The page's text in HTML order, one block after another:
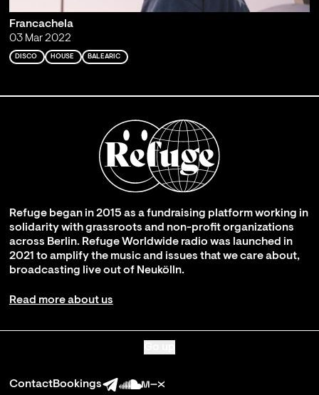
Francachela
03 Mar 2022
DISCO HOUSE BALEARIC
Refuge began in 2015 as a fundraising platform working in
solidarity with grassroots and non-profit organizations
across Berlin. Refuge Worldwide radio was launched in
2021 to amplify the music and issues that we care about,
broadcasting live out of Neukölln.
Read more about us
ContactBookings